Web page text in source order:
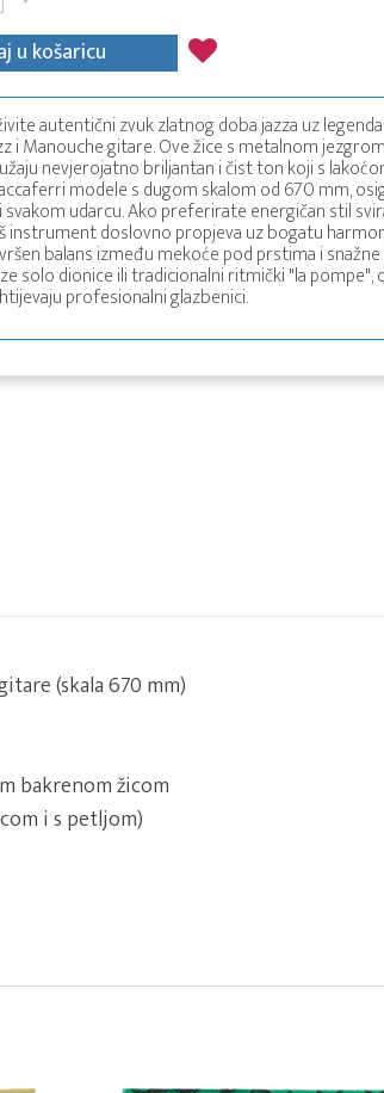
u košaricu
autentični zvuk zlatnog doba jazza uz
i Manouche gitare. Ove žice s metalnom
nevjerojatno briljantan i čist ton koji s
modele s dugom skalom od 670 mm,
svakom udarcu. Ako preferirate energičan stil
instrument doslovno propjeva uz bogatu
balans između mekoće pod prstima i
solo dionice ili tradicionalni ritmički "la
profesionalni glazbenici.
(skala 670 mm)
bakrenom žicom
i s petljom)